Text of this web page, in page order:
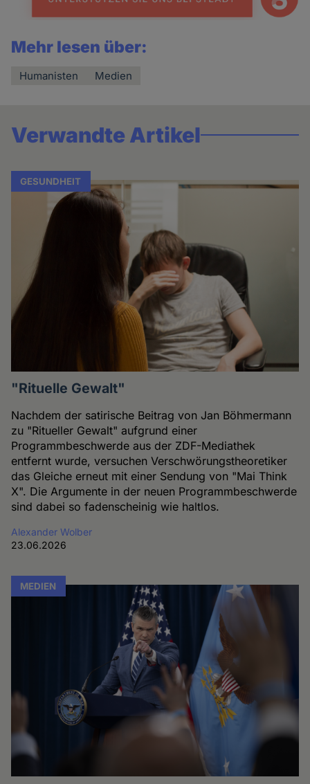
Mehr lesen über:
Humanisten Medien
Verwandte Artikel
GESUNDHEIT
"Rituelle Gewalt"
Nachdem der satirische Beitrag von Jan Böhmermann
zu "Ritueller Gewalt" aufgrund einer
Programmbeschwerde aus der ZDF-Mediathek
entfernt wurde, versuchen Verschwörungstheoretiker
das Gleiche erneut mit einer Sendung von "Mai Think
X". Die Argumente in der neuen Programmbeschwerde
sind dabei so fadenscheinig wie haltlos.
Alexander Wolber
23.06.2026
MEDIEN